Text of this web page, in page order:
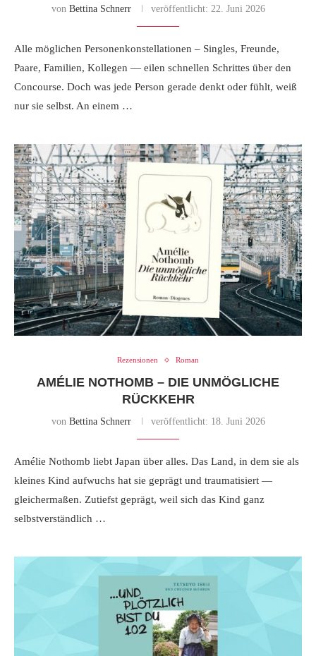
von Bettina Schnerr veröffentlicht: 22. Juni 2026
Alle möglichen Personenkonstellationen – Singles, Freunde,
Paare, Familien, Kollegen — eilen schnellen Schrittes über den
Concourse. Doch was jede Person gerade denkt oder fühlt, weiß
nur sie selbst. An einem …
Rezensionen Roman
AMÉLIE NOTHOMB – DIE UNMÖGLICHE
RÜCKKEHR
von Bettina Schnerr veröffentlicht: 18. Juni 2026
Amélie Nothomb liebt Japan über alles. Das Land, in dem sie als
kleines Kind aufwuchs hat sie geprägt und traumatisiert —
gleichermaßen. Zutiefst geprägt, weil sich das Kind ganz
selbstverständlich …